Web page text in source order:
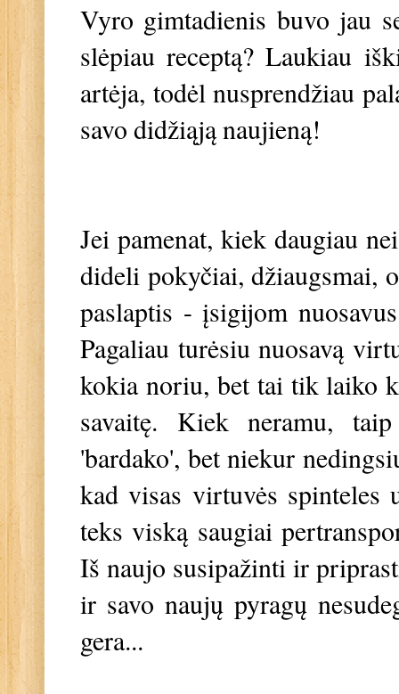
Vyro gimtadienis buvo jau
slėpiau receptą? Laukiau
artėja, todėl nusprendžiau
savo didžiąją naujieną!
Jei pamenat, kiek daugiau
dideli pokyčiai, džiaugsmai,
paslaptis - įsigijom
Pagaliau turėsiu nuosavą
kokia noriu, bet tai tik laiko
savaitę. Kiek neramu,
'bardako', bet niekur
kad visas virtuvės
teks viską saugiai
Iš naujo susipažinti ir
ir savo naujų pyragų
gera...